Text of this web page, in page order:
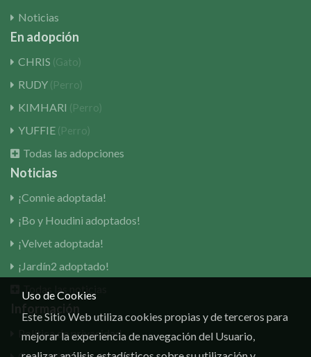
Noticias
En adopción
CHRIS (Gato)
RUDY (Perro)
KIMHARI (Perro)
YUFFIE (Perro)
Todas las adopciones
Noticias
¡Connie adoptada!
¡Bo y Houdini adoptados!
¡Velvet adoptada!
¡Jardín2 adoptado!
Todas las noticias
Política de privacidad
Uso de Cookies
Este Sitio Web utiliza cookies propias y de terceros para
mejorar la experiencia de navegación del Usuario,